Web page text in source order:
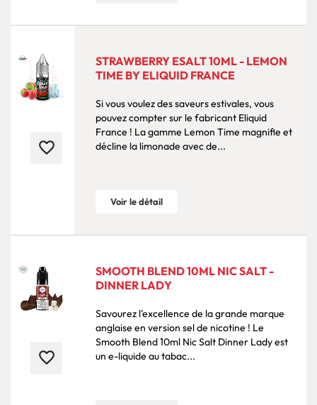
favorite_border
STRAWBERRY ESALT 10ML - LEMON
TIME BY ELIQUID FRANCE
Si vous voulez des saveurs estivales, vous
pouvez compter sur le fabricant Eliquid
France ! La gamme Lemon Time magnifie et
décline la limonade avec de...
Voir le détail
favorite_border
SMOOTH BLEND 10ML NIC SALT -
DINNER LADY
Savourez l'excellence de la grande marque
anglaise en version sel de nicotine ! Le
Smooth Blend 10ml Nic Salt Dinner Lady est
un e-liquide au tabac...